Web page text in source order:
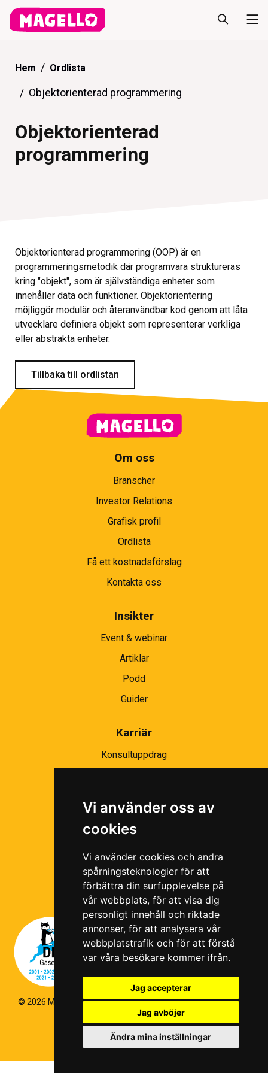
Vi använder oss av
cookies
Vi använder cookies och andra
spårningsteknologier för att
förbättra din surfupplevelse på
vår webbplats, för att visa dig
personligt innehåll och riktade
annonser, för att analysera vår
webbplatstrafik och för att förstå
var våra besökare kommer ifrån.
Jag accepterar
Jag avböjer
Ändra mina inställningar
Hem Ordlista
Objektorienterad programmering
Objektorienterad
programmering
Objektorienterad programmering (OOP) är en
programmeringsmetodik där programvara struktureras
kring "objekt", som är självständiga enheter som
innehåller data och funktioner. Objektorientering
möjliggör modulär och återanvändbar kod genom att låta
utvecklare definiera objekt som representerar verkliga
eller abstrakta enheter.
Tillbaka till ordlistan
Om oss
Branscher
Investor Relations
Grafisk profil
Ordlista
Få ett kostnadsförslag
Kontakta oss
Insikter
Event & webinar
Artiklar
Podd
Guider
Karriär
Konsultuppdrag
Ramavtal
© 2026 Magello |Cookiepolicy|Hantering av personuppgifter
Kvalitets- och miljöpolicy|Visselblås